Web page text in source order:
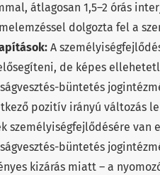
átlagosan 1,5–2 órás
dolgozta fel a
A
de képes
büntetés
pozitív irányú változás
személyiségfejlődésére van
büntetés
kizárás miatt – a